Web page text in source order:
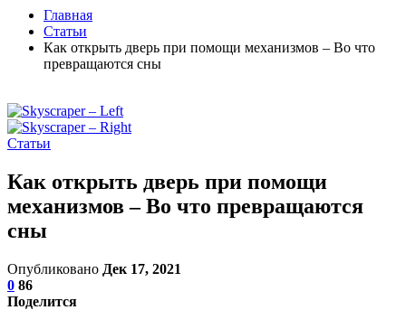
Главная
Статьи
Как открыть дверь при помощи механизмов – Во что
превращаются сны
Статьи
Как открыть дверь при помощи
механизмов – Во что превращаются
сны
Опубликовано Дек 17, 2021
0 86
Поделится